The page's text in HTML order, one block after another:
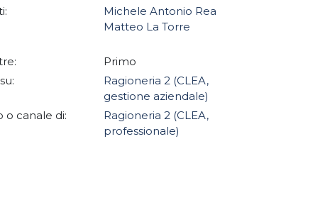
Michele Antonio Rea
Matteo La Torre
Primo
Ragioneria 2 (CLEA,
gestione aziendale)
o canale di:
Ragioneria 2 (CLEA,
professionale)